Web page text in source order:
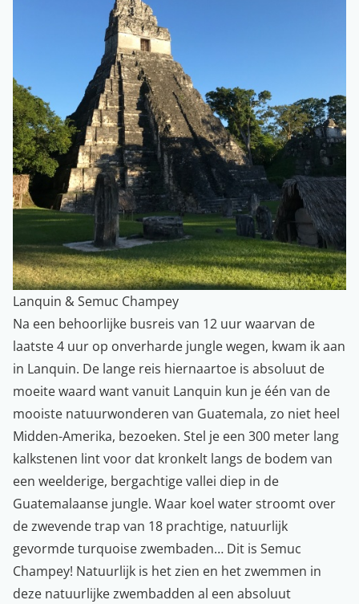
Lanquin & Semuc Champey
Na een behoorlijke busreis van 12 uur waarvan de
laatste 4 uur op onverharde jungle wegen, kwam ik aan
in Lanquin. De lange reis hiernaartoe is absoluut de
moeite waard want vanuit Lanquin kun je één van de
mooiste natuurwonderen van Guatemala, zo niet heel
Midden-Amerika, bezoeken. Stel je een 300 meter lang
kalkstenen lint voor dat kronkelt langs de bodem van
een weelderige, bergachtige vallei diep in de
Guatemalaanse jungle. Waar koel water stroomt over
de zwevende trap van 18 prachtige, natuurlijk
gevormde turquoise zwembaden… Dit is Semuc
Champey! Natuurlijk is het zien en het zwemmen in
deze natuurlijke zwembadden al een absoluut